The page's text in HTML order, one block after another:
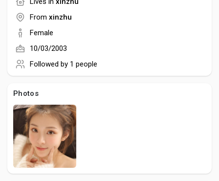
Developers
Creator Commerce
Equity & Investors
Global News
Vdo Junction
From xinzhu
Female
10/03/2003
Followed by 1 people
Photos